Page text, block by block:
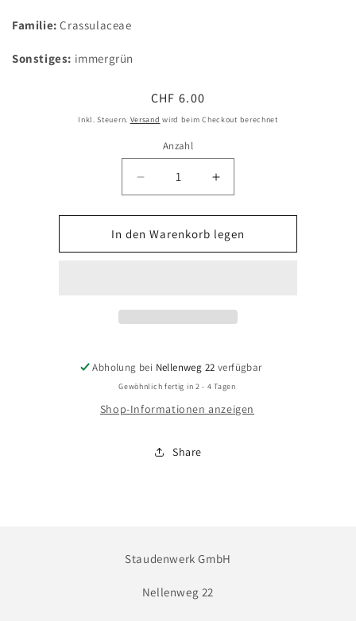
Familie: Crassulaceae
Sonstiges: immergrün
Normaler
Preis
CHF 6.00
Inkl. Steuern. Versand wird beim Checkout berechnet
Anzahl
Verringere
die
Menge
für
Sempervivum
Erhöhe
die
Menge
für
Sempervivum
In den Warenkorb legen
Abholung bei Nellenweg 22 verfügbar
Gewöhnlich fertig in 2 - 4 Tagen
Shop-Informationen anzeigen
Share
Staudenwerk GmbH
Nellenweg 22